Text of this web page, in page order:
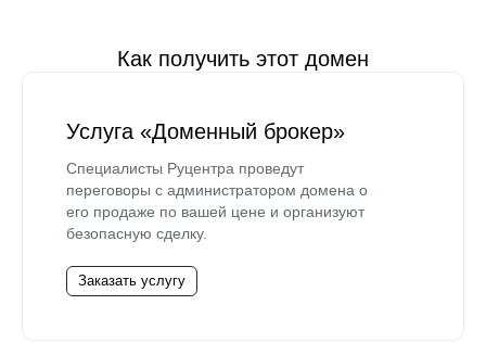
Как получить этот домен
Услуга «Доменный брокер»
Специалисты Руцентра проведут
переговоры с администратором домена о
его продаже по вашей цене и организуют
безопасную сделку.
Заказать услугу